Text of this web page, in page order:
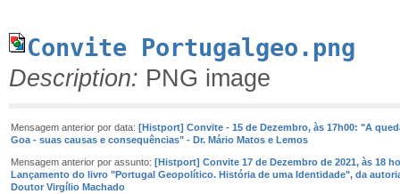
Convite Portugalgeo.png
Description: PNG image
Mensagem anterior por data: [Histport] Convite - 15 de Dezembro, às 17h00: "A
Goa - suas causas e consequências" - Dr. Mário Matos e Lemos
Mensagem anterior por assunto: [Histport] Convite 17 de Dezembro de 2021, às 18
Lançamento do livro "Portugal Geopolítico. História de uma Identidade", da
Doutor Virgílio Machado